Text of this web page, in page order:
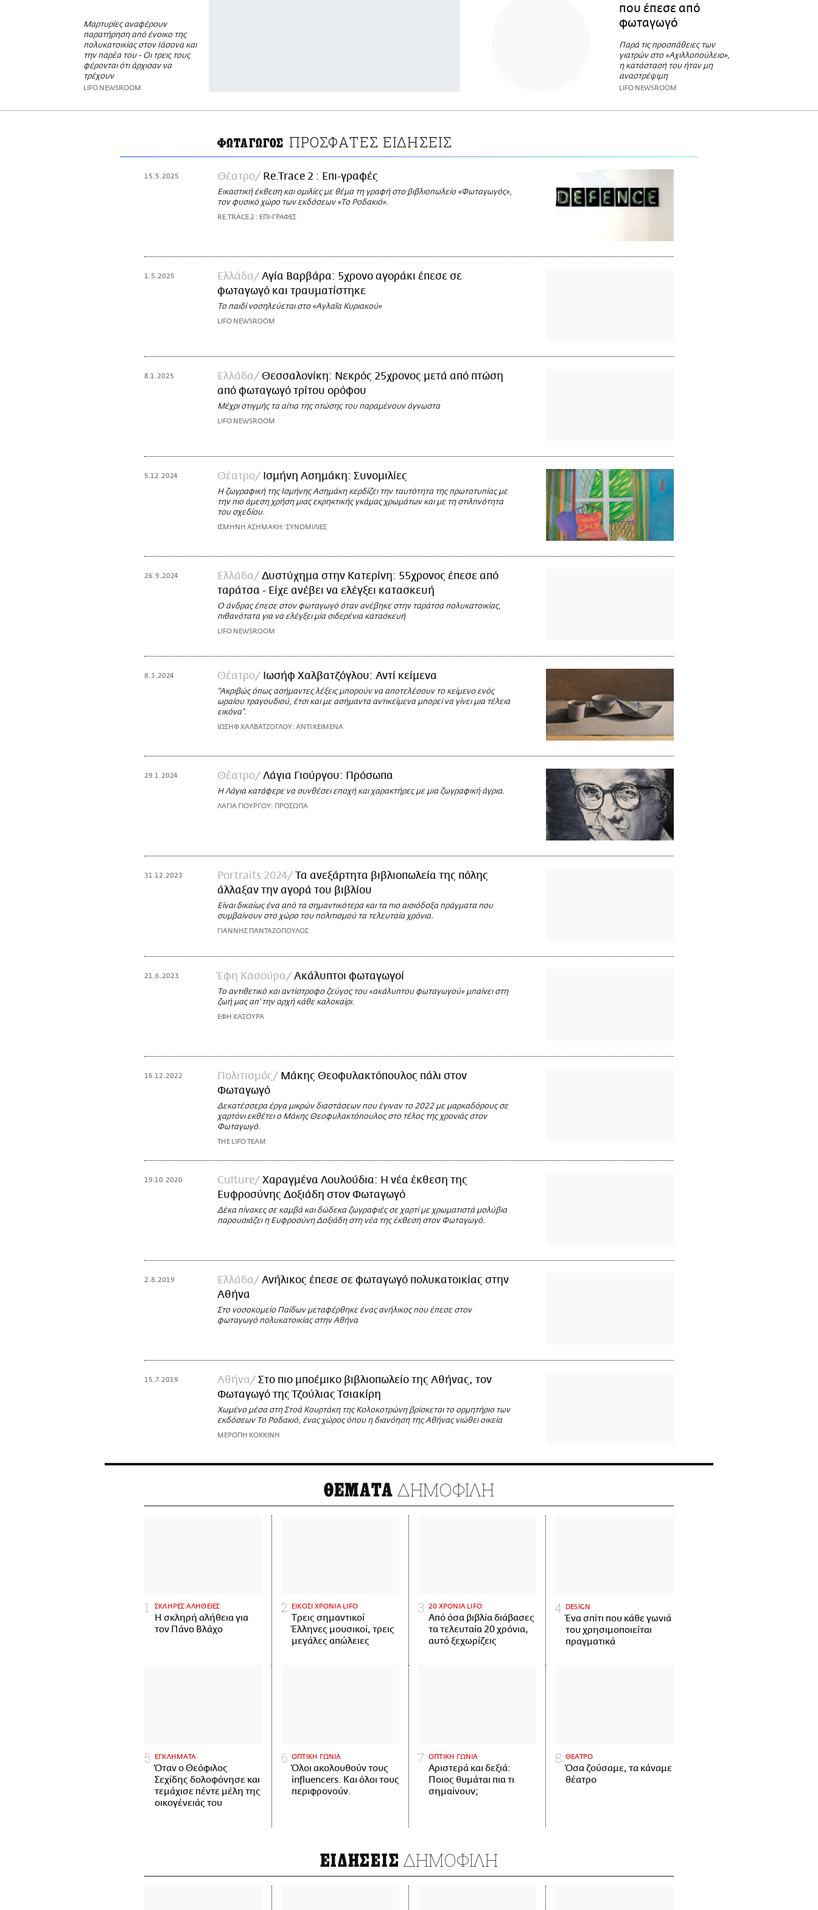
Μαρτυρίες αναφέρουν
παρατήρηση από ένοικο της
πολυκατοικίας στον Ιάσονα και
την παρέα του - Οι τρεις τους
φέρονται ότι άρχισαν να
τρέχουν
LIFO NEWSROOM
που έπεσε από
φωταγωγό
Παρά τις προσπάθειες των
γιατρών στο «Αχιλλοπούλειο»,
η κατάστασή του ήταν μη
αναστρέψιμη
LIFO NEWSROOM
ΦΩΤΑΓΩΓΟΣ ΠΡΟΣΦΑΤΕΣ ΕΙΔΗΣΕΙΣ
15.5.2025 Θέατρο Re.Trace 2 : Επι-γραφές
Εικαστική έκθεση και ομιλίες με θέμα τη γραφή στο βιβλιοπωλείο «Φωταγωγός»,
τον φυσικό χώρο των εκδόσεων «Το Ροδακιό».
RE.TRACE 2 : ΕΠΙ-ΓΡΑΦΕΣ
1.5.2025 Ελλάδα
Αγία Βαρβάρα: 5χρονο αγοράκι έπεσε σε
φωταγωγό και τραυματίστηκε
Το παιδί νοσηλεύεται στο «Αγλαΐα Κυριακού»
LIFO NEWSROOM
8.1.2025 Ελλάδα
Θεσσαλονίκη: Νεκρός 25χρονος μετά από πτώση
από φωταγωγό τρίτου ορόφου
Μέχρι στιγμής τα αίτια της πτώσης του παραμένουν άγνωστα
LIFO NEWSROOM
5.12.2024 Θέατρο Ισμήνη Ασημάκη: Συνομιλίες
Η ζωγραφική της Ισμήνης Ασημάκη κερδίζει την ταυτότητα της πρωτοτυπίας με
την πιο άμεση χρήση μιας εκρηκτικής γκάμας χρωμάτων και με τη στιλπνότητα
του σχεδίου.
ΙΣΜΗΝΗ ΑΣΗΜΑΚΗ: ΣΥΝΟΜΙΛΙΕΣ
26.9.2024 Ελλάδα
Δυστύχημα στην Κατερίνη: 55χρονος έπεσε από
ταράτσα - Είχε ανέβει να ελέγξει κατασκευή
Ο άνδρας έπεσε στον φωταγωγό όταν ανέβηκε στην ταράτσα πολυκατοικίας,
πιθανότατα για να ελέγξει μία σιδερένια κατασκευή
LIFO NEWSROOM
8.3.2024 Θέατρο Ιωσήφ Χαλβατζόγλου: Αντί κείμενα
"Ακριβώς όπως ασήμαντες λέξεις μπορούν να αποτελέσουν το κείμενο ενός
ωραίου τραγουδιού, έτσι και με ασήμαντα αντικείμενα μπορεί να γίνει μια τέλεια
εικόνα".
ΙΩΣΗΦ ΧΑΛΒΑΤΖΟΓΛΟΥ: ΑΝΤΙ ΚΕΙΜΕΝΑ
29.1.2024 Θέατρο Λάγια Γιούργου: Πρόσωπα
Η Λάγια κατάφερε να συνθέσει εποχή και χαρακτήρες με μια ζωγραφική άγρια.
ΛΑΓΙΑ ΓΙΟΥΡΓΟΥ: ΠΡΟΣΩΠΑ
31.12.2023 Portraits 2024
Τα ανεξάρτητα βιβλιοπωλεία της πόλης
άλλαξαν την αγορά του βιβλίου
Είναι δικαίως ένα από τα σημαντικότερα και τα πιο αισιόδοξα πράγματα που
συμβαίνουν στο χώρο του πολιτισμού τα τελευταία χρόνια.
ΓΙΑΝΝΗΣ ΠΑΝΤΑΖΟΠΟΥΛΟΣ
21.6.2023 Έφη Κασούρα Ακάλυπτοι φωταγωγοί
Το αντιθετικό και αντίστροφο ζεύγος του «ακάλυπτου φωταγωγού» μπαίνει στη
ζωή μας απ’ την αρχή κάθε καλοκαίρι.
ΕΦΗ ΚΑΣΟΥΡΑ
16.12.2022 Πολιτισμός
Mάκης Θεοφυλακτόπουλος πάλι στον
Φωταγωγό
Δεκατέσσερα έργα μικρών διαστάσεων που έγιναν το 2022 με μαρκαδόρους σε
χαρτόνι εκθέτει ο Μάκης Θεοφυλακτόπουλος στο τέλος της χρονιάς στον
Φωταγωγό.
THE LIFO TEAM
19.10.2020 Culture
Χαραγμένα Λουλούδια: Η νέα έκθεση της
Ευφροσύνης Δοξιάδη στον Φωταγωγό
Δέκα πίνακες σε καμβά και δώδεκα ζωγραφιές σε χαρτί με χρωματιστά μολύβια
παρουσιάζει η Ευφροσύνη Δοξιάδη στη νέα της έκθεση στον Φωταγωγό.
2.8.2019 Ελλάδα
Ανήλικος έπεσε σε φωταγωγό πολυκατοικίας στην
Αθήνα
Στο νοσοκομείο Παίδων μεταφέρθηκε ένας ανήλικος που έπεσε στον
φωταγωγό πολυκατοικίας στην Αθήνα
15.7.2019 Αθήνα
Στο πιο μποέμικο βιβλιοπωλείο της Αθήνας, τον
Φωταγωγό της Τζούλιας Τσιακίρη
Χωμένο μέσα στη Στοά Κουρτάκη της Κολοκοτρώνη βρίσκεται το ορμητήριο των
εκδόσεων Το Ροδακιό, ένας χώρος όπου η διανόηση της Αθήνας νιώθει οικεία
ΜΕΡΟΠΗ ΚΟΚΚΙΝΗ
ΘΕΜΑΤΑ ΔΗΜΟΦΙΛΗ
ΣΚΛΗΡΕΣ ΑΛΗΘΕΙΕΣ
H σκληρή αλήθεια για
τον Πάνο Βλάχο
ΕΙΚΟΣΙ ΧΡΟΝΙΑ LIFO
Tρεις σημαντικοί
Έλληνες μουσικοί, τρεις
μεγάλες απώλειες
20 ΧΡΟΝΙΑ LIFO
Από όσα βιβλία διάβασες
τα τελευταία 20 χρόνια,
αυτό ξεχωρίζεις
DESIGN
Ένα σπίτι που κάθε γωνιά
του χρησιμοποιείται
πραγματικά
ΕΓΚΛΗΜΑΤΑ
Όταν ο Θεόφιλος
Σεχίδης δολοφόνησε και
τεμάχισε πέντε μέλη της
οικογένειάς του
ΟΠΤΙΚΗ ΓΩΝΙΑ
Όλοι ακολουθούν τους
influencers. Και όλοι τους
περιφρονούν.
ΟΠΤΙΚΗ ΓΩΝΙΑ
Αριστερά και δεξιά:
Ποιος θυμάται πια τι
σημαίνουν;
ΘΕΑΤΡΟ
Όσα ζούσαμε, τα κάναμε
θέατρο
ΕΙΔΗΣΕΙΣ ΔΗΜΟΦΙΛΗ